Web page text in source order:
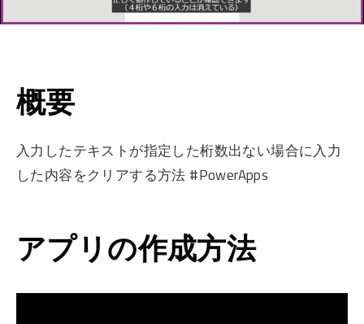
概要
入力したテキストが指定した桁数出ない場合に入力
した内容をクリアする方法 #PowerApps
アプリの作成方法